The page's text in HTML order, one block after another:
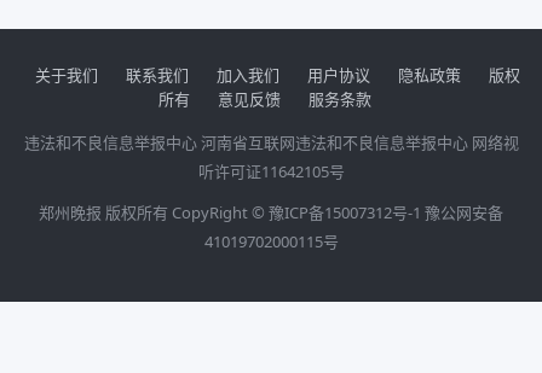
关于我们 联系我们 加入我们 用户协议 隐私政策
版权
所有
意见反馈
服务条款
违法和不良信息举报中心河南省互联网违法和不良信息举报中心 网络视
听许可证11642105号
郑州晚报 版权所有 CopyRight © 豫ICP备15007312号-1 豫公网安备
41019702000115号